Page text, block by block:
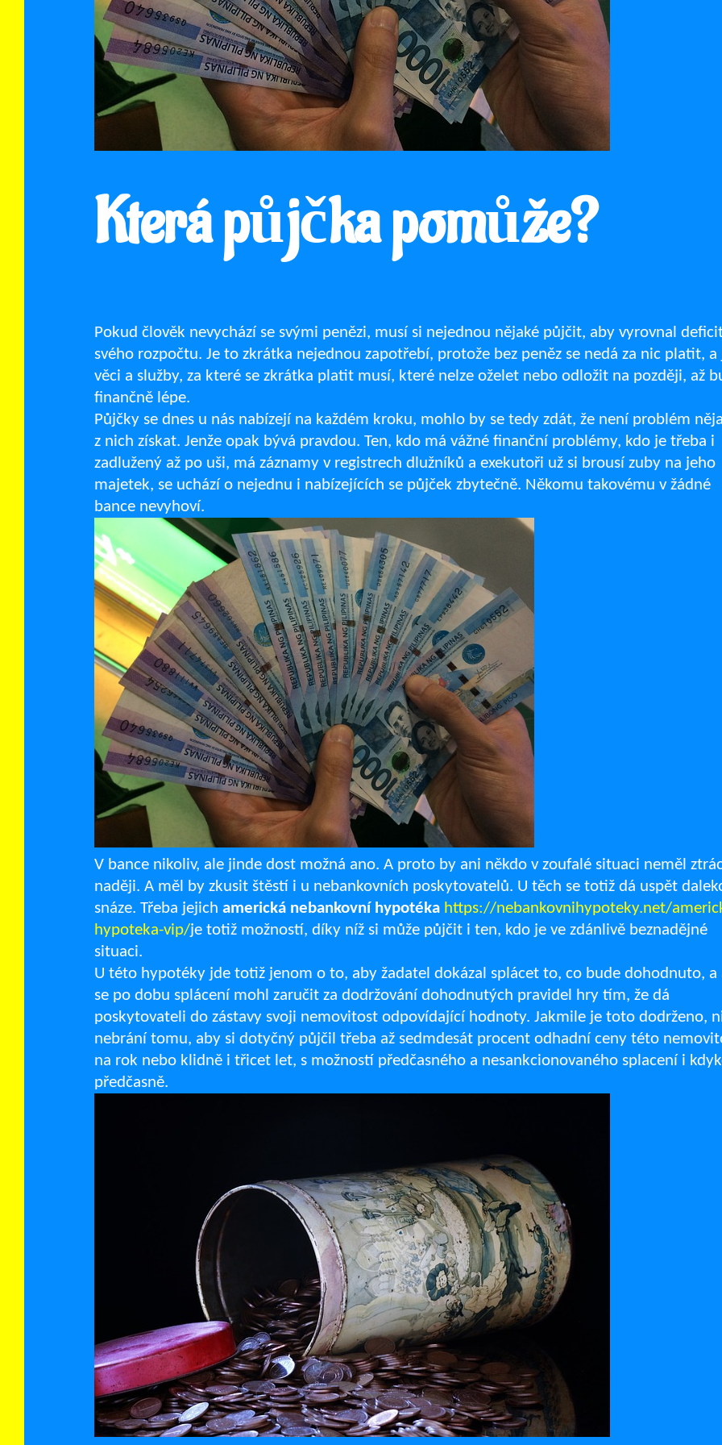
Která půjčka pomůže?
Pokud člověk nevychází se svými penězi, musí si nejednou nějaké půjčit, aby vyrovnal
svého rozpočtu. Je to zkrátka nejednou zapotřebí, protože bez peněz se nedá za nic platit, a
věci a služby, za které se zkrátka platit musí, které nelze oželet nebo odložit na později, až
finančně lépe.
Půjčky se dnes u nás nabízejí na každém kroku, mohlo by se tedy zdát, že není problém
z nich získat. Jenže opak bývá pravdou. Ten, kdo má vážné finanční problémy, kdo je třeba i
zadlužený až po uši, má záznamy v registrech dlužníků a exekutoři už si brousí zuby na jeho
majetek, se uchází o nejednu i nabízejících se půjček zbytečně. Někomu takovému v žádné
bance nevyhoví.
V bance nikoliv, ale jinde dost možná ano. A proto by ani někdo v zoufalé situaci neměl
naději. A měl by zkusit štěstí i u nebankovních poskytovatelů. U těch se totiž dá uspět
snáze. Třeba jejich americká nebankovní hypotéka https://nebankovnihypoteky.net/
hypoteka-vip/je totiž možností, díky níž si může půjčit i ten, kdo je ve zdánlivě beznadějné
situaci.
U této hypotéky jde totiž jenom o to, aby žadatel dokázal splácet to, co bude dohodnuto, a
se po dobu splácení mohl zaručit za dodržování dohodnutých pravidel hry tím, že dá
poskytovateli do zástavy svoji nemovitost odpovídající hodnoty. Jakmile je toto dodrženo,
nebrání tomu, aby si dotyčný půjčil třeba až sedmdesát procent odhadní ceny této
na rok nebo klidně i třicet let, s možností předčasného a nesankcionovaného splacení i
předčasně.